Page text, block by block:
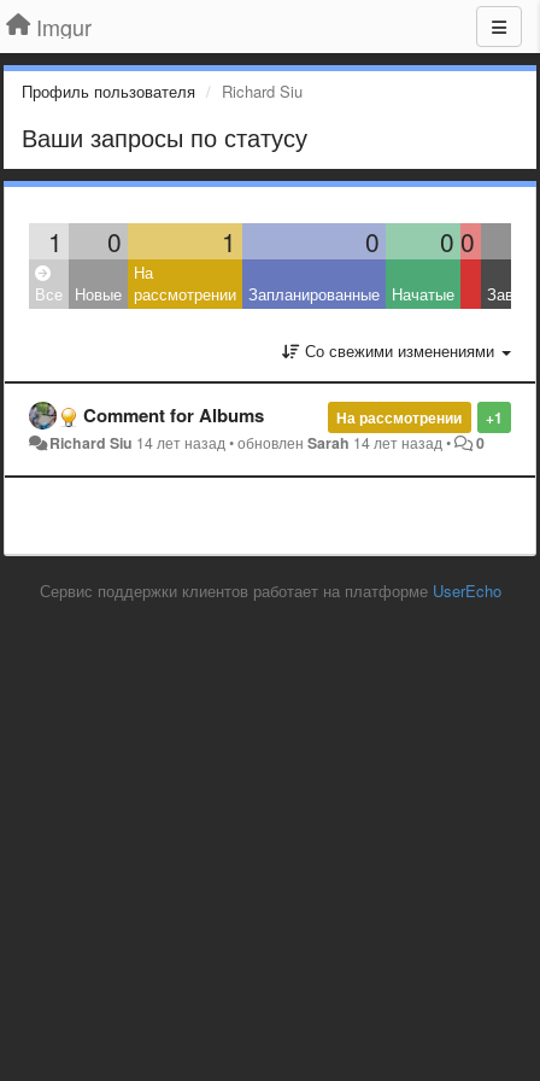
Imgur
Профиль пользователя Richard Siu
Ваши запросы по статусу
1 0 1 0 0 0
Все Новые
На
рассмотрении Запланированные Начатые
Со свежими изменениями
+1
На рассмотрении
Comment for Albums
Richard Siu 14 лет назад•обновленSarah 14 лет назад• 0
Сервис поддержки клиентов работает на платформе UserEcho